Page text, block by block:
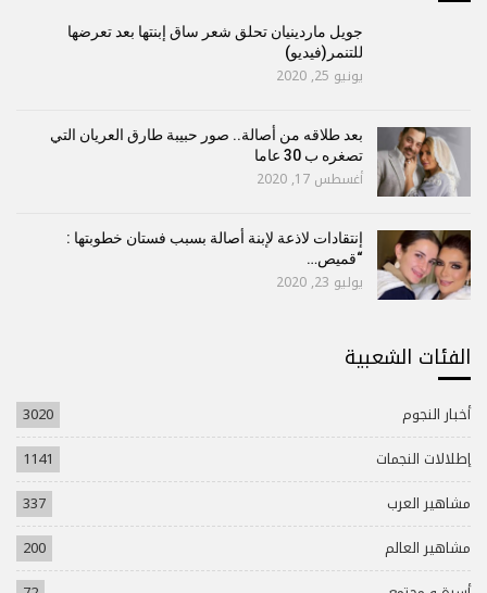
جويل ماردينيان تحلق شعر ساق إبنتها بعد تعرضها
للتنمر(فيديو)
يونيو 25, 2020
بعد طلاقه من أصالة.. صور حبيبة طارق العريان التي
تصغره ب 30 عاما
أغسطس 17, 2020
إنتقادات لاذعة لإبنة أصالة بسبب فستان خطوبتها :
“قميص…
يوليو 23, 2020
الفئات الشعبية
أخبار النجوم
3020
إطلالات النجمات
1141
مشاهير العرب
337
مشاهير العالم
200